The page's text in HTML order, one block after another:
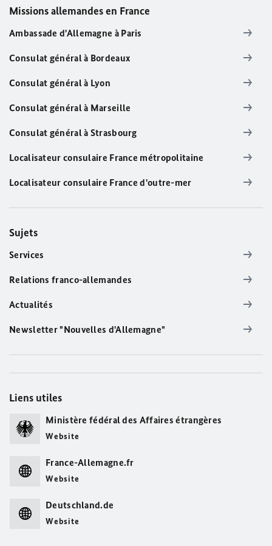
Missions allemandes en France
Ambassade d'Allemagne à Paris
Consulat général à Bordeaux
Consulat général à Lyon
Consulat général à Marseille
Consulat général à Strasbourg
Localisateur consulaire France métropolitaine
Localisateur consulaire France d'outre-mer
Sujets
Services
Relations franco-allemandes
Actualités
Newsletter "Nouvelles d'Allemagne"
Liens utiles
Ministère fédéral des Affaires étrangères
Website
France-Allemagne.fr
Website
Deutschland.de
Website